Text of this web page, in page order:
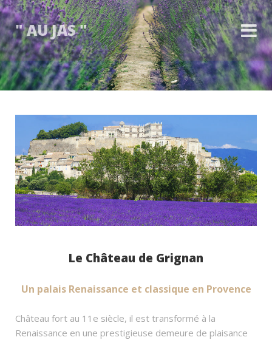
" AU JAS "
Le Château de Grignan
Un palais Renaissance et classique en Provence
Château fort au 11e siècle, il est transformé à la
Renaissance en une prestigieuse demeure de plaisance